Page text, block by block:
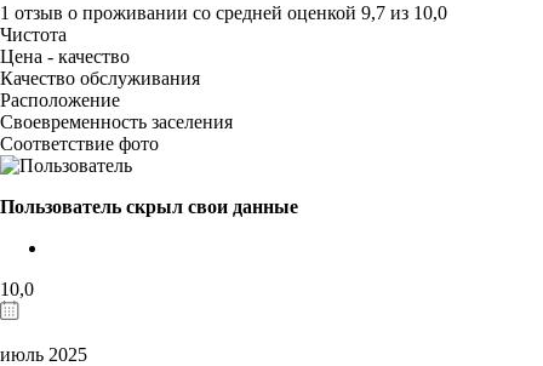
1 отзыв о проживании со средней оценкой 9,7 из 10,0
Чистота
Цена - качество
Качество обслуживания
Расположение
Своевременность заселения
Соответствие фото
Пользователь скрыл свои данные
10,0
июль 2025